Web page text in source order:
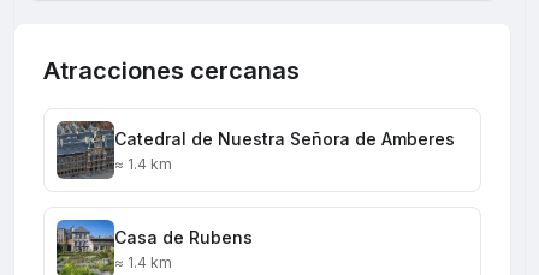
Atracciones cercanas
Catedral de Nuestra Señora de Amberes
≈ 1.4 km
Casa de Rubens
≈ 1.4 km